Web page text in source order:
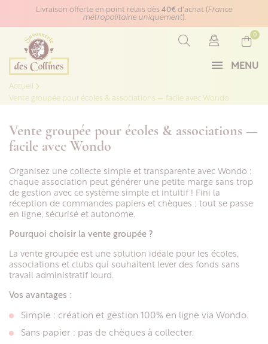
Panneau de gestion des cookies
Livraison offerte en point relais dès 40€ d'achat (France
métropolitaine uniquement).
MENU
0
Accueil
Vente groupée pour écoles & associations — facile avec Wondo
Vente groupée pour écoles & associations —
facile avec Wondo
Organisez une collecte simple et transparente avec Wondo :
chaque association peut générer une petite marge sans trop
de gestion avec ce système simple et intuitif ! Fini la
réception de commandes papiers et chèques : tout se passe
en ligne, sécurisé et autonome.
Pourquoi choisir la vente groupée ?
La vente groupée est une solution idéale pour les écoles,
associations et clubs qui souhaitent lever des fonds sans
travail administratif lourd.
Vos avantages :
Simple : création et gestion 100% en ligne via Wondo.
Sans papier : pas de chèques à collecter.